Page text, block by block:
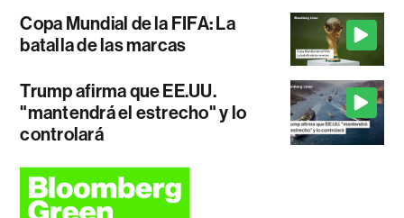
Copa Mundial de la FIFA: La
batalla de las marcas
Trump afirma que EE.UU.
"mantendrá el estrecho" y lo
controlará